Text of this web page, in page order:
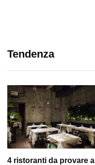
Tendenza
4 ristoranti da provare a